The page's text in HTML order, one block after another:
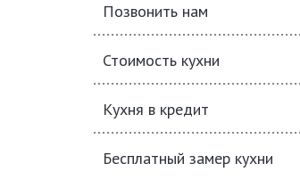
Позвонить нам
Стоимость кухни
Кухня в кредит
Бесплатный замер кухни